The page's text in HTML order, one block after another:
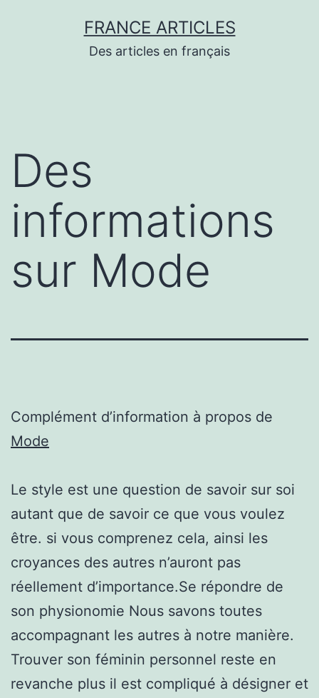
FRANCE ARTICLES
Des articles en français
Des
informations
sur Mode
Complément d’information à propos de
Mode
Le style est une question de savoir sur soi
autant que de savoir ce que vous voulez
être. si vous comprenez cela, ainsi les
croyances des autres n’auront pas
réellement d’importance.Se répondre de
son physionomie Nous savons toutes
accompagnant les autres à notre manière.
Trouver son féminin personnel reste en
revanche plus il est compliqué à désigner et